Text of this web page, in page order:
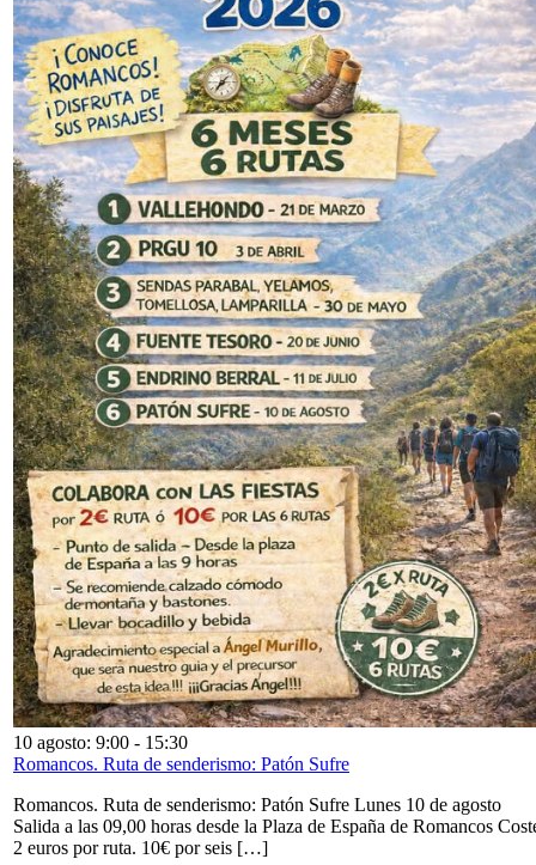
10 agosto: 9:00 - 15:30
Romancos. Ruta de senderismo: Patón Sufre
Romancos. Ruta de senderismo: Patón Sufre Lunes 10 de agosto
Salida a las 09,00 horas desde la Plaza de España de Romancos
2 euros por ruta. 10€ por seis […]